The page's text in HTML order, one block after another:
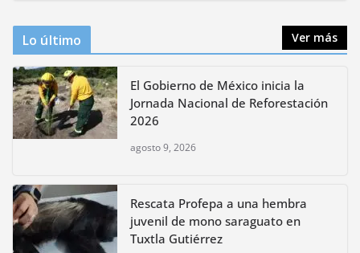
Lo último Ver más
El Gobierno de México inicia la
Jornada Nacional de Reforestación
2026
agosto 9, 2026
Rescata Profepa a una hembra
juvenil de mono saraguato en
Tuxtla Gutiérrez